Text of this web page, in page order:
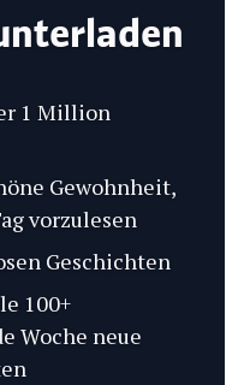
1 Million
Gewohnheit,
vorzulesen
Geschichten
100+
Woche neue